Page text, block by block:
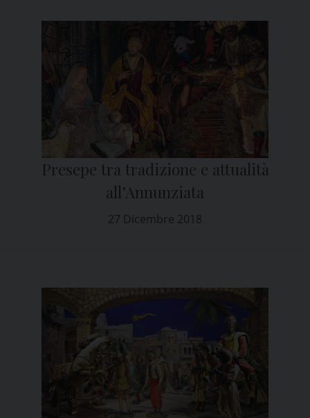
27 Dicembre 2018
Presepe tra tradizione e attualità
all’Annunziata